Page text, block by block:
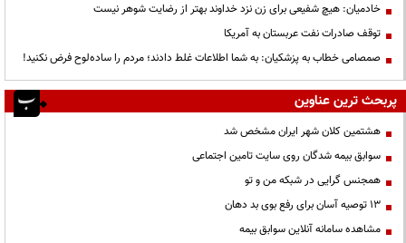
خادمیان: هیچ شفیعی برای زن نزد خداوند بهتر از رضایت شوهر نیست
توقف صادرات نفت عربستان به آمریکا
صمصامی خطاب به پزشکیان: به شما اطلاعات غلط دادند؛ مردم را ساده‌لوح فرض نکنید!
پربحث ترین عناوین
هشتمین کلان شهر ایران مشخص شد
سوابق بیمه شدگان روی سایت تامین اجتماعی
همجنس گرایی در شبکه من و تو
13 توصیه آسان برای رفع بوی بد دهان
مشاهده سامانه آنلاين سوابق بیمه